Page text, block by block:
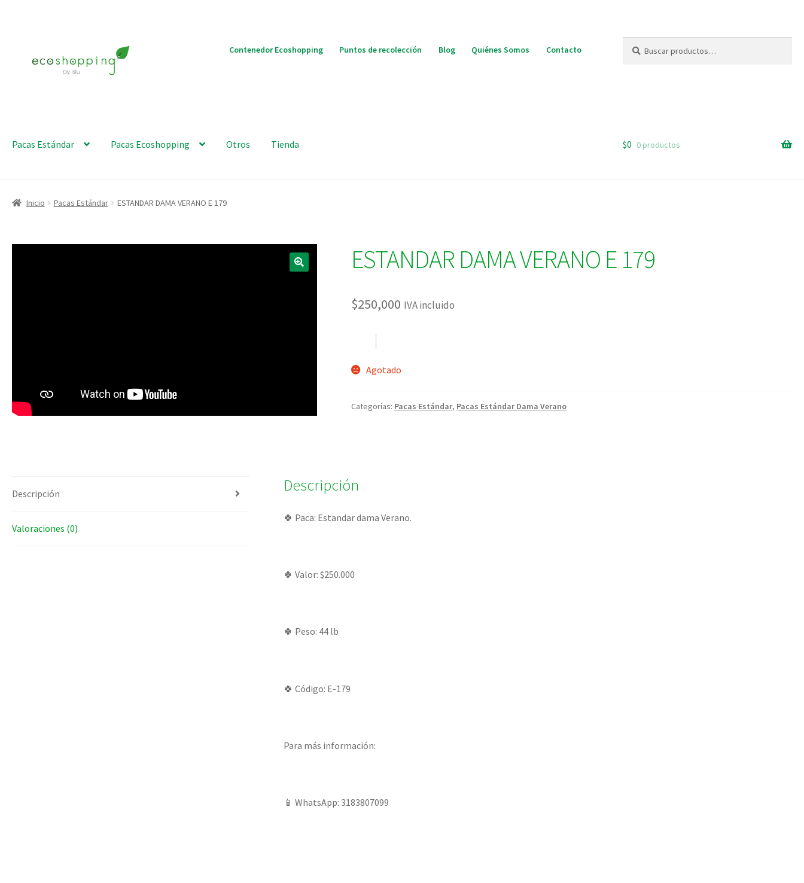
Contenedor Ecoshopping Puntos de recolección Blog Quiénes Somos Contacto
por:
Pacas Estándar Pacas Ecoshopping Otros Tienda $0 0 productos
Inicio Pacas Estándar ESTANDAR DAMA VERANO E 179
ESTANDAR DAMA VERANO E 179
$250,000 IVA incluido
Agotado
Categorías: Pacas Estándar, Pacas Estándar Dama Verano
Descripción
Valoraciones (0)
Descripción
🍀 Paca: Estandar dama Verano.
🍀 Valor: $250.000
🍀 Peso: 44 lb
🍀 Código: E-179
Para más información:
📱 WhatsApp: 3183807099